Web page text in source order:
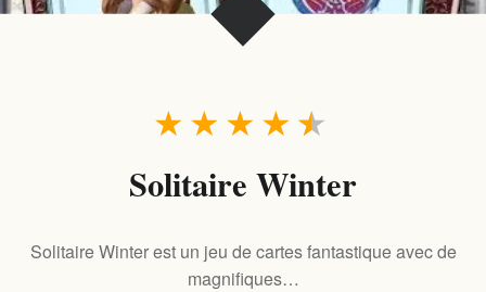
★
★
★
★
★
Solitaire Winter
Solitaire Winter est un jeu de cartes fantastique avec de
magnifiques…